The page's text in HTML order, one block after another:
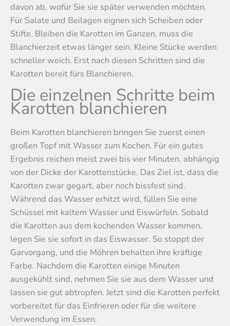
davon ab, wofür Sie sie später verwenden möchten.
Für Salate und Beilagen eignen sich Scheiben oder
Stifte. Bleiben die Karotten im Ganzen, muss die
Blanchierzeit etwas länger sein. Kleine Stücke werden
schneller weich. Erst nach diesen Schritten sind die
Karotten bereit fürs Blanchieren.
Die einzelnen Schritte beim
Karotten blanchieren
Beim Karotten blanchieren bringen Sie zuerst einen
großen Topf mit Wasser zum Kochen. Für ein gutes
Ergebnis reichen meist zwei bis vier Minuten, abhängig
von der Dicke der Karottenstücke. Das Ziel ist, dass die
Karotten zwar gegart, aber noch bissfest sind.
Während das Wasser erhitzt wird, füllen Sie eine
Schüssel mit kaltem Wasser und Eiswürfeln. Sobald
die Karotten aus dem kochenden Wasser kommen,
legen Sie sie sofort in das Eiswasser. So stoppt der
Garvorgang, und die Möhren behalten ihre kräftige
Farbe. Nachdem die Karotten einige Minuten
ausgekühlt sind, nehmen Sie sie aus dem Wasser und
lassen sie gut abtropfen. Jetzt sind die Karotten perfekt
vorbereitet für das Einfrieren oder für die weitere
Verwendung im Essen.